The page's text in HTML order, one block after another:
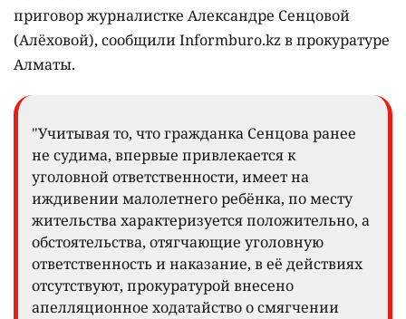
приговор журналистке Александре Сенцовой
(Алёховой), сообщили Informburo.kz в прокуратуре
Алматы.
"Учитывая то, что гражданка Сенцова ранее
не судима, впервые привлекается к
уголовной ответственности, имеет на
иждивении малолетнего ребёнка, по месту
жительства характеризуется положительно, а
обстоятельства, отягчающие уголовную
ответственность и наказание, в её действиях
отсутствуют, прокуратурой внесено
апелляционное ходатайство о смягчении